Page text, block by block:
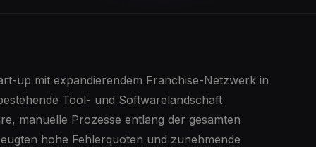
up mit expandierendem Franchise-Netzwerk in
Tool- und Softwarelandschaft
manuelle Prozesse entlang der gesamten
hohe Fehlerquoten und zunehmende